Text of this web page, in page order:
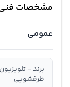
مشخصات
عمومی
برند -
ظرفشویی